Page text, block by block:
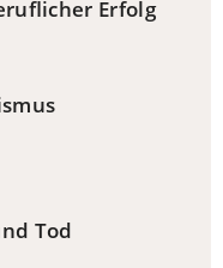
Erfolg
Tod